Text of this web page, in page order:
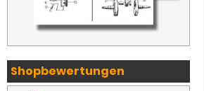
Shopbewertungen